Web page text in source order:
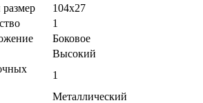
104х27
1
Боковое
Высокий
1
Металлический